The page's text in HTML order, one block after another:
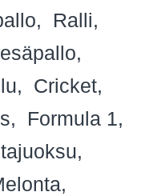
Ralli
Cricket
Formula 1